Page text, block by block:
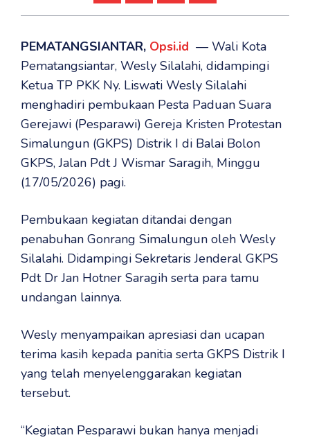
PEMATANGSIANTAR, Opsi.id — Wali Kota
Pematangsiantar, Wesly Silalahi, didampingi
Ketua TP PKK Ny. Liswati Wesly Silalahi
menghadiri pembukaan Pesta Paduan Suara
Gerejawi (Pesparawi) Gereja Kristen Protestan
Simalungun (GKPS) Distrik I di Balai Bolon
GKPS, Jalan Pdt J Wismar Saragih, Minggu
(17/05/2026) pagi.
Pembukaan kegiatan ditandai dengan
penabuhan Gonrang Simalungun oleh Wesly
Silalahi. Didampingi Sekretaris Jenderal GKPS
Pdt Dr Jan Hotner Saragih serta para tamu
undangan lainnya.
Wesly menyampaikan apresiasi dan ucapan
terima kasih kepada panitia serta GKPS Distrik I
yang telah menyelenggarakan kegiatan
tersebut.
“Kegiatan Pesparawi bukan hanya menjadi